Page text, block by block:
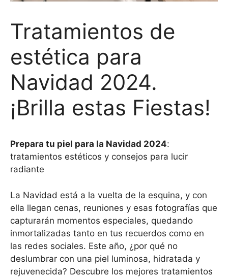
Tratamientos de
estética para
Navidad 2024.
¡Brilla estas Fiestas!
Prepara tu piel para la Navidad 2024:
tratamientos estéticos y consejos para lucir
radiante
La Navidad está a la vuelta de la esquina, y con
ella llegan cenas, reuniones y esas fotografías que
capturarán momentos especiales, quedando
inmortalizadas tanto en tus recuerdos como en
las redes sociales. Este año, ¿por qué no
deslumbrar con una piel luminosa, hidratada y
rejuvenecida? Descubre los mejores tratamientos